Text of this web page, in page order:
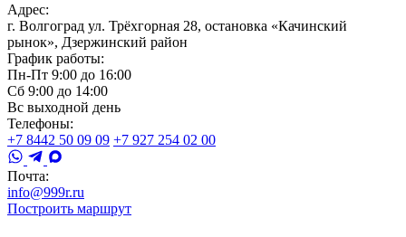
Адрес:
г. Волгоград ул. Трёхгорная 28, остановка «Качинский
рынок», Дзержинский район
График работы:
Пн-Пт 9:00 до 16:00
Сб 9:00 до 14:00
Вс выходной день
Телефоны:
+7 8442 50 09 09 +7 927 254 02 00
Почта:
info@999r.ru
Построить маршрут